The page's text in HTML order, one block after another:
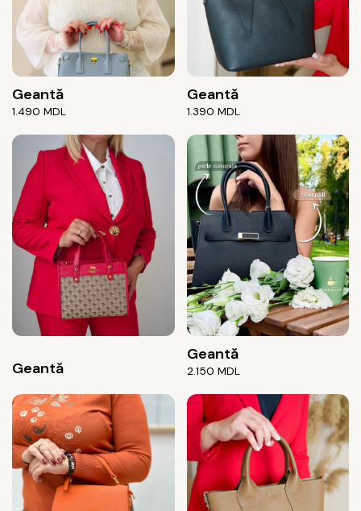
Geantă
1.490 MDL
Geantă
1.390 MDL
Geantă
Geantă
2.150 MDL